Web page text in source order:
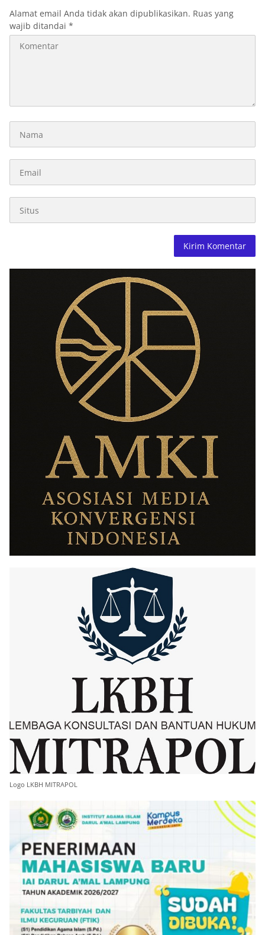
Alamat email Anda tidak akan dipublikasikan. Ruas yang
wajib ditandai *
Logo LKBH MITRAPOL